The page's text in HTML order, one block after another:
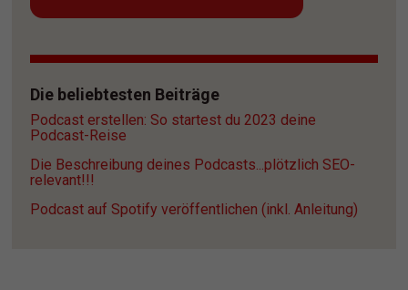
Die beliebtesten Beiträge
Podcast erstellen: So startest du 2023 deine
Podcast-Reise
Die Beschreibung deines Podcasts...plötzlich SEO-
relevant!!!
Podcast auf Spotify veröffentlichen (inkl. Anleitung)